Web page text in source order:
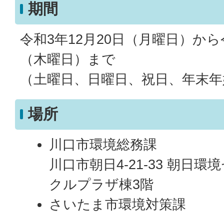
期間
令和3年12月20日（月曜日）か
（木曜日）まで
（土曜日、日曜日、祝日、年末
場所
川口市環境総務課
川口市朝日4-21-33 朝日環
クルプラザ棟3階
さいたま市環境対策課